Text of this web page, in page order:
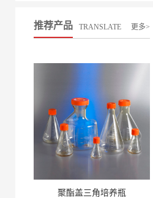
推荐产品 TRANSLATE 更多>
聚酯盖三角培养瓶